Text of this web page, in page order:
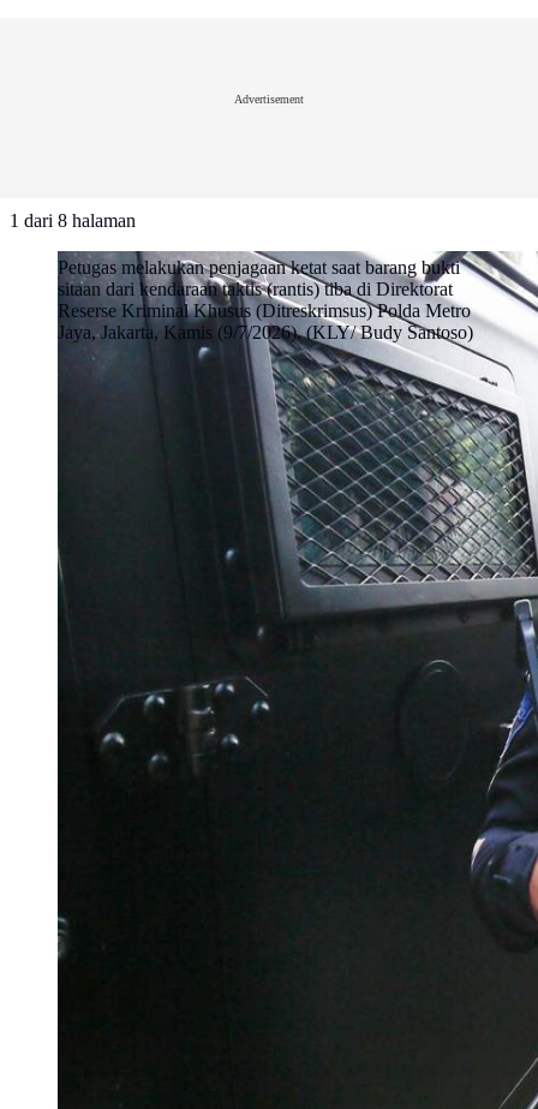
Advertisement
1 dari 8 halaman
Petugas melakukan penjagaan ketat saat barang bukti
sitaan dari kendaraan taktis (rantis) tiba di Direktorat
Reserse Kriminal Khusus (Ditreskrimsus) Polda Metro
Jaya, Jakarta, Kamis (9/7/2026). (KLY/ Budy Santoso)